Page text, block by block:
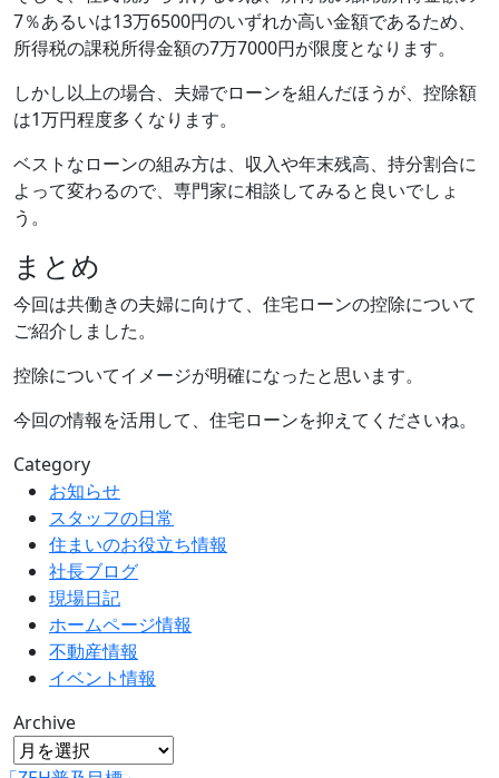
7％あるいは13万6500円のいずれか高い金額であるため、
所得税の課税所得金額の7万7000円が限度となります。
しかし以上の場合、夫婦でローンを組んだほうが、控除額
は1万円程度多くなります。
ベストなローンの組み方は、収入や年末残高、持分割合に
よって変わるので、専門家に相談してみると良いでしょ
う。
まとめ
今回は共働きの夫婦に向けて、住宅ローンの控除について
ご紹介しました。
控除についてイメージが明確になったと思います。
今回の情報を活用して、住宅ローンを抑えてくださいね。
Category
お知らせ
スタッフの日常
住まいのお役立ち情報
社長ブログ
現場日記
ホームページ情報
不動産情報
イベント情報
Archive